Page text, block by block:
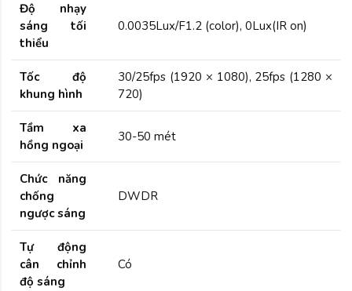
Độ nhạy
sáng tối
thiểu
0.0035Lux/F1.2 (color), 0Lux(IR on)
Tốc độ
khung hình
30/25fps (1920 × 1080), 25fps (1280 ×
720)
Tầm xa
hồng ngoại
30-50 mét
Chức năng
chống
ngược sáng
DWDR
Tự động
cân chỉnh
độ sáng
Có